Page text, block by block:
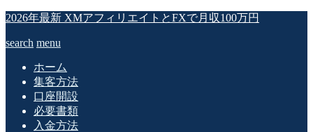
2026年最新 XMアフィリエイトとFXで月収100万円
search menu
ホーム
集客方法
口座開設
必要書類
入金方法